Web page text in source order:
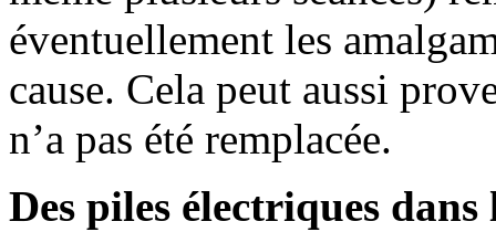
éventuellement les
cause. Cela peut aussi
n’a pas été remplacée.
Des piles électriques dans